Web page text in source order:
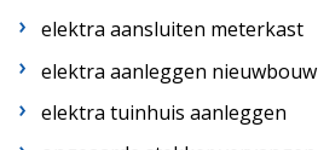
elektra aansluiten meterkast
elektra aanleggen nieuwbouw
elektra tuinhuis aanleggen